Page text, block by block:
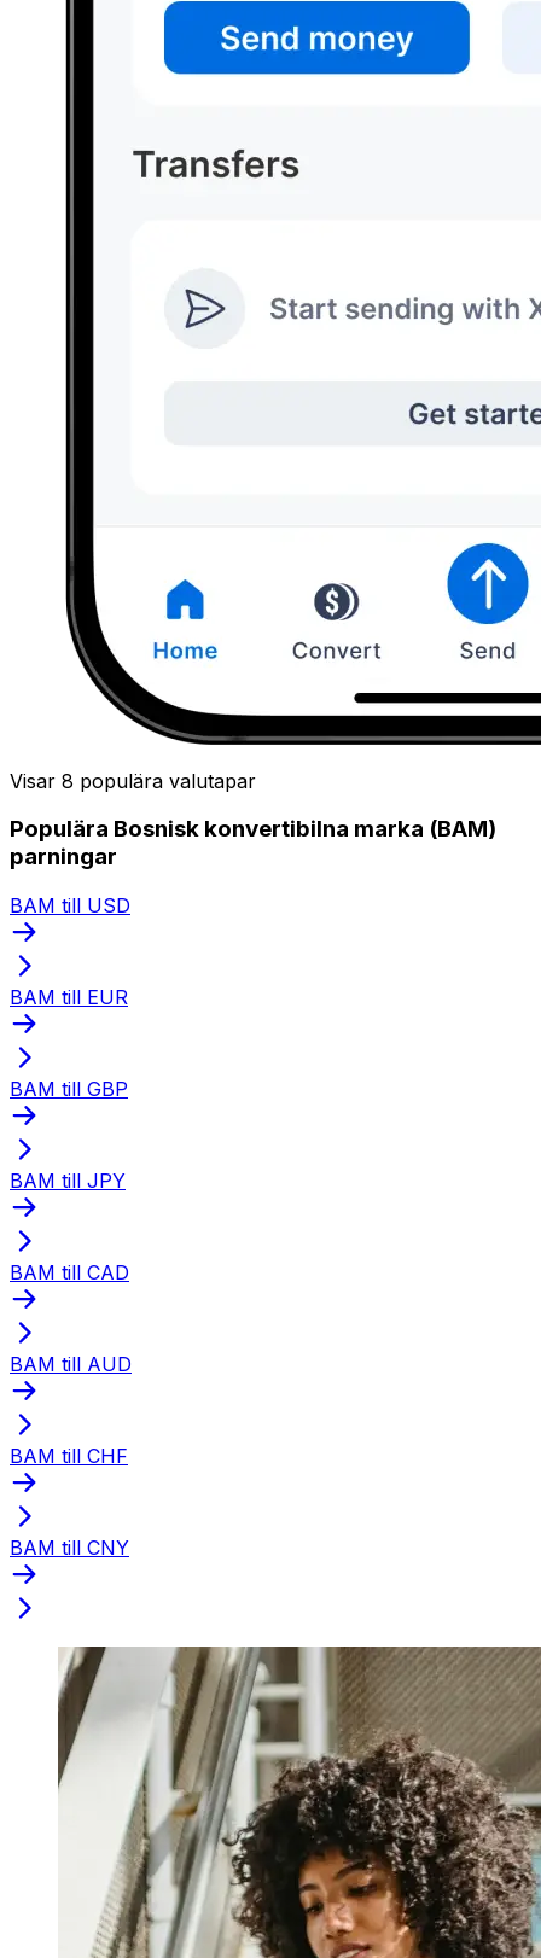
Visar 8 populära valutapar
Populära Bosnisk konvertibilna marka (BAM)
parningar
BAM till USD
BAM till EUR
BAM till GBP
BAM till JPY
BAM till CAD
BAM till AUD
BAM till CHF
BAM till CNY